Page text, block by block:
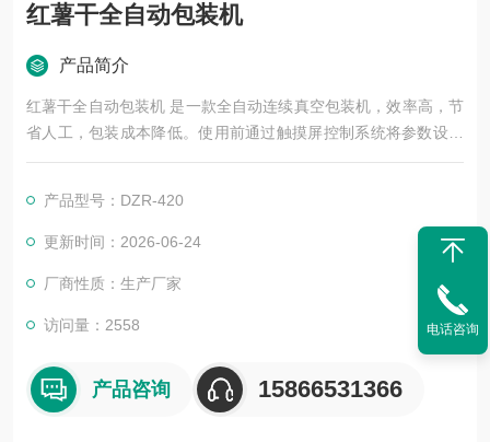
红薯干全自动包装机
产品简介
红薯干全自动包装机 是一款全自动连续真空包装机，效率高，节
省人工，包装成本降低。使用前通过触摸屏控制系统将参数设置
好，整个包装过程除填料外均由设备自动完成。
产品型号：DZR-420
更新时间：2026-06-24
厂商性质：生产厂家
访问量：2558
产品咨询 15866531366
电话咨询